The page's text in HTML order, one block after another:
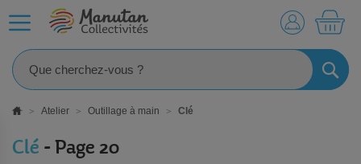
Atelier Outillage à main Clé
Clé - Page 20